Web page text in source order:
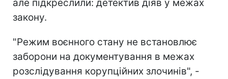
але підкреслили: детектив діяв у межах
закону.
"Режим воєнного стану не встановлює
заборони на документування в межах
розслідування корупційних злочинів", -